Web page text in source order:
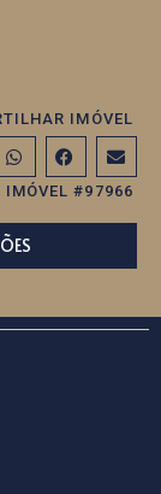
IMÓVEL
IMÓVEL #97966